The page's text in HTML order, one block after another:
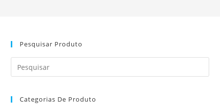
Pesquisar Produto
Categorias De Produto